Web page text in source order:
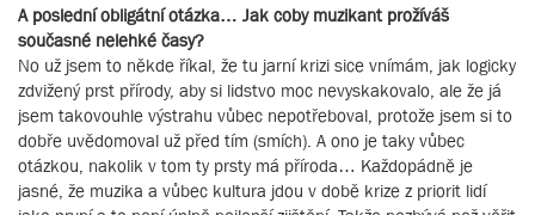
A poslední obligátní otázka… Jak coby muzikant prožíváš
současné nelehké časy?
No už jsem to někde říkal, že tu jarní krizi sice vnímám, jak logicky
zdvižený prst přírody, aby si lidstvo moc nevyskakovalo, ale že já
jsem takovouhle výstrahu vůbec nepotřeboval, protože jsem si to
dobře uvědomoval už před tím (smích). A ono je taky vůbec
otázkou, nakolik v tom ty prsty má příroda… Každopádně je
jasné, že muzika a vůbec kultura jdou v době krize z priorit lidí